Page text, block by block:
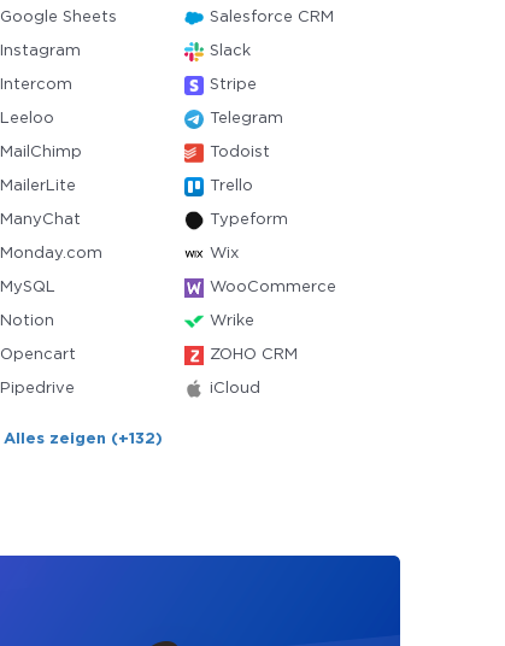
Google Sheets Salesforce CRM
Instagram Slack
Intercom Stripe
Leeloo Telegram
MailChimp Todoist
MailerLite Trello
ManyChat Typeform
Monday.com Wix
MySQL WooCommerce
Notion Wrike
Opencart ZOHO CRM
Pipedrive iCloud
Alles zeigen (+132)